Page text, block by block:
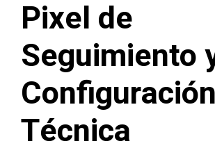
Pixel de
Seguimiento
Configuración
Técnica